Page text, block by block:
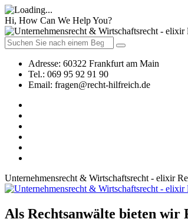
Hi, How Can We Help You?
Adresse: 60322 Frankfurt am Main
Tel.: 069 95 92 91 90
Email: fragen@recht-hilfreich.de
Unternehmensrecht & Wirtschaftsrecht - elixir
Als Rechtsanwälte bieten wir